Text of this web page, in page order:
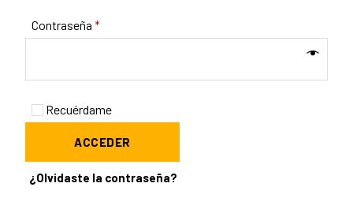
Contraseña*
Recuérdame
ACCEDER
¿Olvidaste la contraseña?